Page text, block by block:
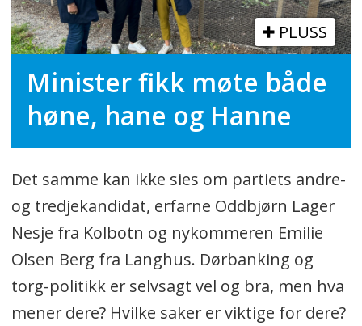
PLUSS
Minister fikk møte både
høne, hane og Hanne
Det samme kan ikke sies om partiets andre-
og tredjekandidat, erfarne Oddbjørn Lager
Nesje fra Kolbotn og nykommeren Emilie
Olsen Berg fra Langhus. Dørbanking og
torg-politikk er selvsagt vel og bra, men hva
mener dere? Hvilke saker er viktige for dere?